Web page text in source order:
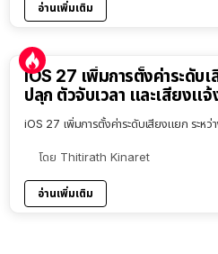
อ่านเพิ่มเติม
iOS 27 เพิ่มการตั้งค่าระดับ
ปลุก ตัวจับเวลา และเสียงแจ้
iOS 27 เพิ่มการตั้งค่าระดับเสียงแยก ระหว่
โดย Thitirath Kinaret
อ่านเพิ่มเติม